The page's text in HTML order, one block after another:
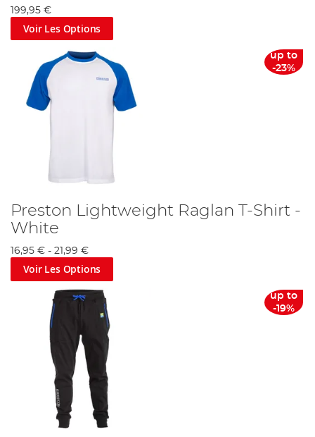
199,95 €
Voir Les Options
up to
-23%
Preston Lightweight Raglan T-Shirt -
White
16,95 € - 21,99 €
Voir Les Options
up to
-19%